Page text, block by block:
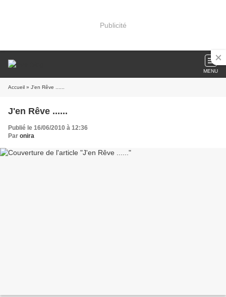
Publicité
MENU
Accueil » J'en Rêve ......
J'en Rêve ......
Publié le 16/06/2010 à 12:36
Par onira